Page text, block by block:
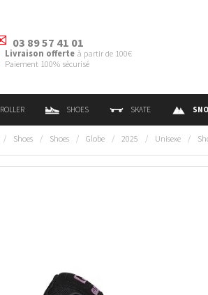
03 89 57 41 01
Livraison offerte à partir de 100€
Paiement 100% sécurisé
ROLLER SHOES SKATE
/ Shoes / Shoes / Globe / 2025 / Unisexe /